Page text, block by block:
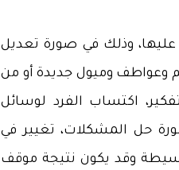
عليها، وذلك في صورة تعديل
وعواطف وميول جديدة أو من
اكتساب الفرد لوسائل
حل المشكلات، تغيير في
وقد يكون نتيجة موقف